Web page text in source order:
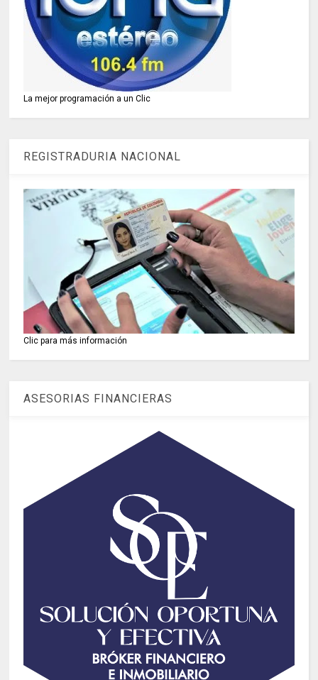
La mejor programación a un Clic
REGISTRADURIA NACIONAL
Clic para más información
ASESORIAS FINANCIERAS